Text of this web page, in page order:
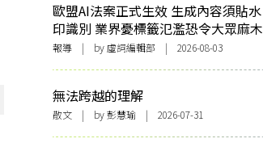
歐盟AI法案正式生效 生成內容須貼水
印識別 業界憂標籤氾濫恐令大眾麻木
報導 | by 虛詞編輯部 | 2026-08-03
無法跨越的理解
散文 | by 彭慧瑜 | 2026-07-31